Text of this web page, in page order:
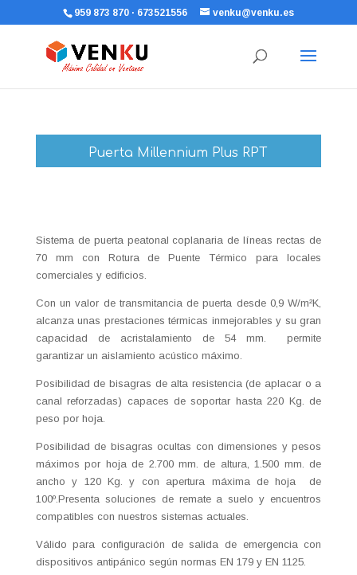
959 873 870 · 673521556 venku@venku.es
Puerta Millennium Plus RPT
Sistema de puerta peatonal coplanaria de líneas rectas de
70 mm con Rotura de Puente Térmico para locales
comerciales y edificios.
Con un valor de transmitancia de puerta desde 0,9 W/m²K,
alcanza unas prestaciones térmicas inmejorables y su gran
capacidad de acristalamiento de 54 mm. permite
garantizar un aislamiento acústico máximo.
Posibilidad de bisagras de alta resistencia (de aplacar o a
canal reforzadas) capaces de soportar hasta 220 Kg. de
peso por hoja.
Posibilidad de bisagras ocultas con dimensiones y pesos
máximos por hoja de 2.700 mm. de altura, 1.500 mm. de
ancho y 120 Kg. y con apertura máxima de hoja de
100º.Presenta soluciones de remate a suelo y encuentros
compatibles con nuestros sistemas actuales.
Válido para configuración de salida de emergencia con
dispositivos antipánico según normas EN 179 y EN 1125.